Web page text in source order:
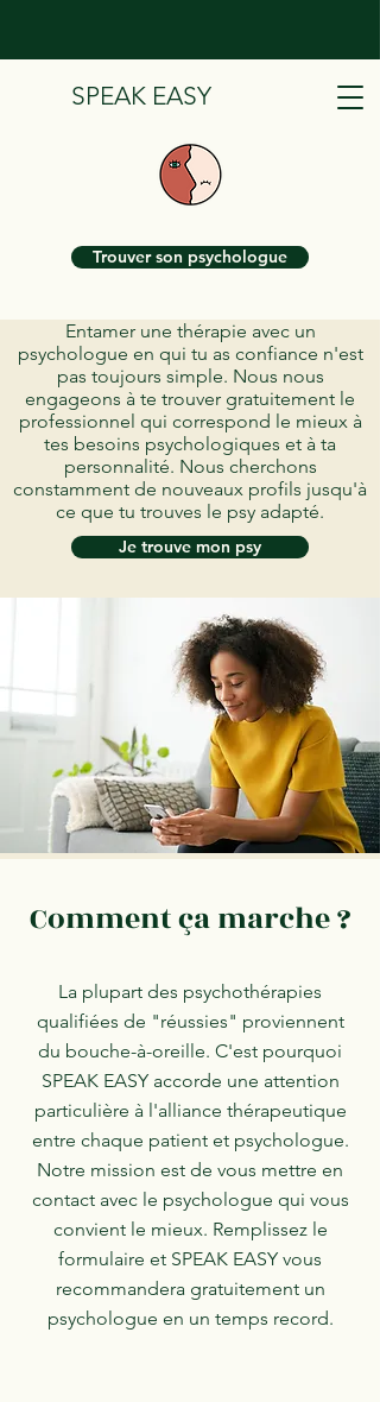
SPEAK EASY
Trouver son psychologue
Entamer une thérapie avec un
psychologue en qui tu as confiance n'est
pas toujours simple. Nous nous
engageons à te trouver gratuitement le
professionnel qui correspond le mieux à
tes besoins psychologiques et à ta
personnalité. Nous cherchons
constamment de nouveaux profils jusqu'à
ce que tu trouves le psy adapté.
Je trouve mon psy
Comment ça marche ?
La plupart des psychothérapies
qualifiées de "réussies" proviennent
du bouche-à-oreille. C'est pourquoi
SPEAK EASY accorde une attention
particulière à l'alliance thérapeutique
entre chaque patient et psychologue.
Notre mission est de vous mettre en
contact avec le psychologue qui vous
convient le mieux. Remplissez le
formulaire et SPEAK EASY vous
recommandera gratuitement un
psychologue en un temps record.